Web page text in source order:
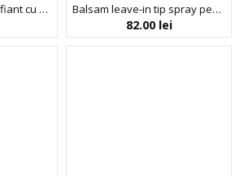
Balsam leave-in fortifiant cu ulei de rozmarin, Moisture Milk, Strong Curls, Umberto Giannini, 250 ml Balsam leave-in tip spray pentru descurcarea parului uscat si texturat, Banana Coconut Detangler, Umberto Giannini, 250 ml
82.00 lei